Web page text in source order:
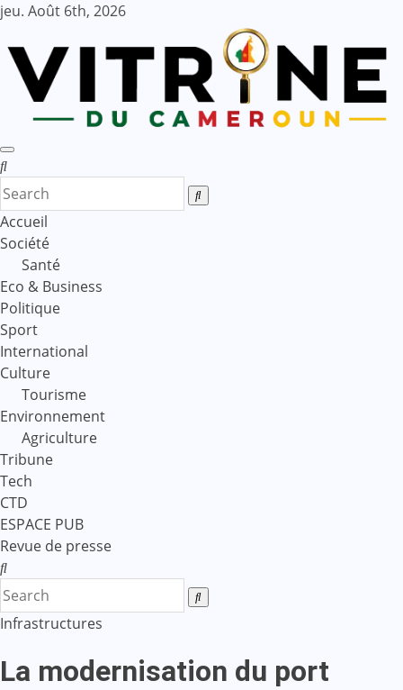
Skip
content
jeu. Août 6th, 2026
Accueil
Société
Santé
Eco & Business
Politique
Sport
International
Culture
Tourisme
Environnement
Agriculture
Tribune
Tech
CTD
ESPACE PUB
Revue de presse
Infrastructures
La modernisation du port